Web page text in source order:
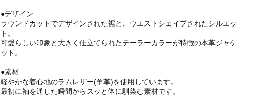
●デザイン
ラウンドカットでデザインされた裾と、ウエストシェイプされたシルエッ
ト。
可愛らしい印象と大きく仕立てられたテーラーカラーが特徴の本革ジャケ
ット。
●素材
軽やかな着心地のラムレザー(羊革)を使用しています。
最初に袖を通した瞬間からスッと体に馴染む素材です。